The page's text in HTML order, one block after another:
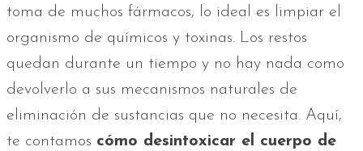
toma de muchos fármacos, lo ideal es limpiar el
organismo de químicos y toxinas. Los restos
quedan durante un tiempo y no hay nada como
devolverlo a sus mecanismos naturales de
eliminación de sustancias que no necesita. Aquí,
te contamos cómo desintoxicar el cuerpo de